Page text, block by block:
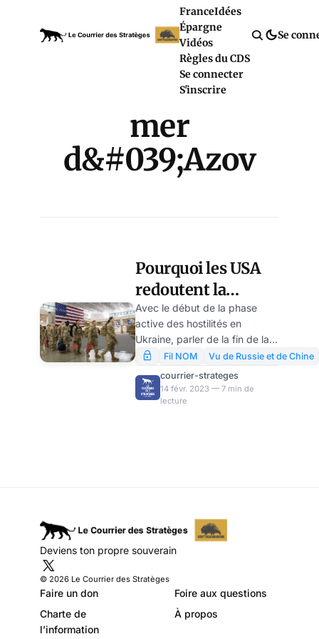
FranceIdées
Épargne
Vidéos
Règles du CDS
Se connecter
S'inscrire
Se
mer
d&#039;Azov
Pourquoi les USA
redoutent la
« paix » en Russie,
en Chine et en
Iran ? par
Ritmeurasia
Avec le début de la phase
active des hostilités en
Ukraine, parler de la fin de la
géopolitique ou de sa non-
pertinence a finalement perdu
son fondement. Les actions
des États-Unis et de leurs
Fil NOM
Vu de Russie et de Chine
courrier-strateges
14 févr. 2023 — 7 min de
lecture
Deviens ton propre souverain
© 2026 Le Courrier des Stratèges
Faire un don
Foire aux questions
Charte de
l’information
À propos